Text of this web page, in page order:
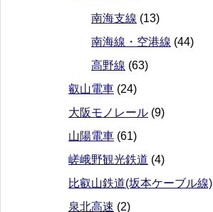
南海支線 (13)
南海線・空港線 (44)
高野線 (63)
叡山電車 (24)
大阪モノレール (9)
山陽電車 (61)
嵯峨野観光鉄道 (4)
比叡山鉄道(坂本ケーブル線)
泉北高速 (2)